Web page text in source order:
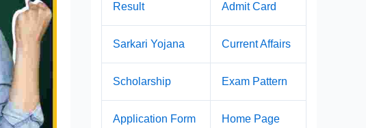
Result Admit Card
Sarkari Yojana Current Affairs
Scholarship Exam Pattern
Application Form Home Page